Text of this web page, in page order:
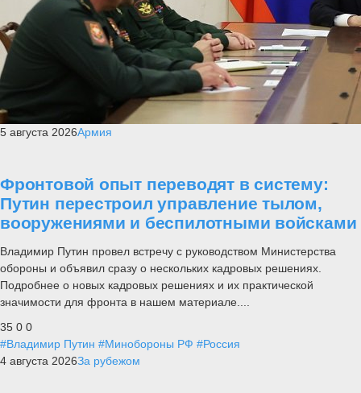
5 августа 2026Армия
Фронтовой опыт переводят в систему:
Путин перестроил управление тылом,
вооружениями и беспилотными войсками
Владимир Путин провел встречу с руководством Министерства
обороны и объявил сразу о нескольких кадровых решениях.
Подробнее о новых кадровых решениях и их практической
значимости для фронта в нашем материале....
35 0 0
#Владимир Путин #Минобороны РФ #Россия
4 августа 2026За рубежом